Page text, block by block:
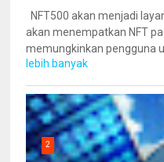
NFT500 akan menjadi
akan menempatkan NFT
memungkinkan pengguna
lebih banyak
2